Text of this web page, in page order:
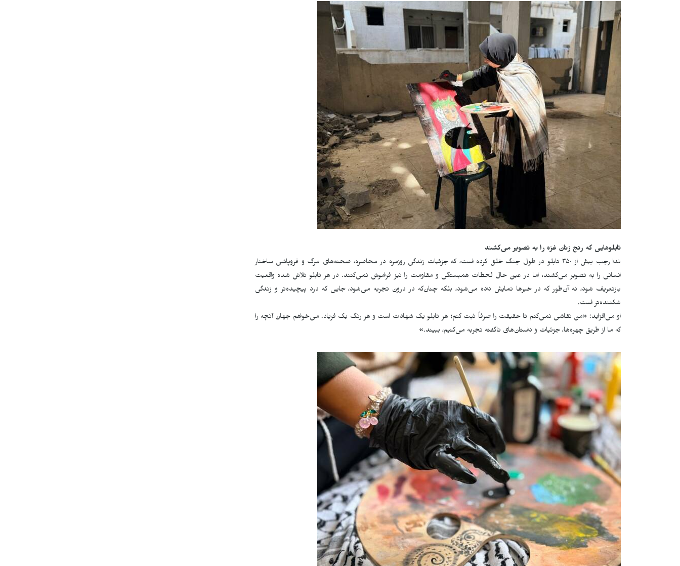
تابلوهایی که رنج زنان غزه را به تصویر می‌کشند
ندا رجب بیش از ۳۵۰ تابلو در طول جنگ خلق کرده است، که جزئیات زندگی روزمره در محاصره، صحنه‌های مرگ و فروپاشی ساختار
انسانی را به تصویر می‌کشند، اما در عین حال لحظات همبستگی و مقاومت را نیز فراموش نمی‌کنند. در هر تابلو تلاش شده واقعیت
بازتعریف شود، نه آن‌طور که در خبرها نمایش داده می‌شود، بلکه چنان‌که در درون تجربه می‌شود، جایی که درد پیچیده‌تر و زندگی
شکننده‌تر است.
او می‌افزاید: «من نقاشی نمی‌کنم تا حقیقت را صرفاً ثبت کنم؛ هر تابلو یک شهادت است و هر رنگ یک فریاد. می‌خواهم جهان آنچه را
که ما از طریق چهره‌ها، جزئیات و داستان‌های ناگفته تجربه می‌کنیم، ببیند.»